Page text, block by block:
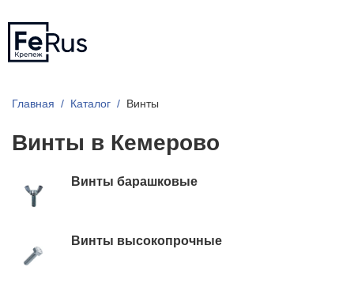
Главная Каталог Винты
Винты в Кемерово
Винты барашковые
Винты высокопрочные